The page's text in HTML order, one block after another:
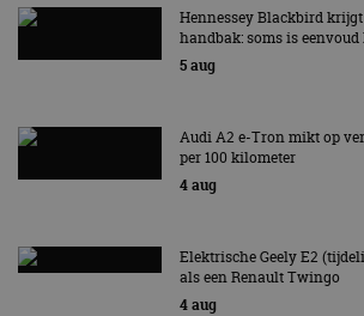
Hennessey Blackbird
handbak: soms is eenvoud
5 aug
Audi A2 e-Tron mikt op
per 100 kilometer
4 aug
Elektrische Geely E2
als een Renault Twingo
4 aug